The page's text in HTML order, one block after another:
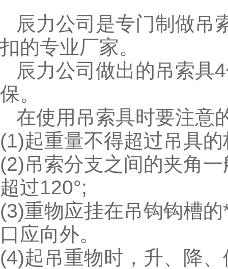
辰力公司是专门制做吊
扣的专业厂家。
辰力公司做出的吊索具
保。
在使用吊索具时要注意
(1)起重量不得超过吊具
(2)吊索分支之间的夹角
超过120°;
(3)重物应挂在吊钩钩槽
口应向外。
(4)起吊重物时，升、降